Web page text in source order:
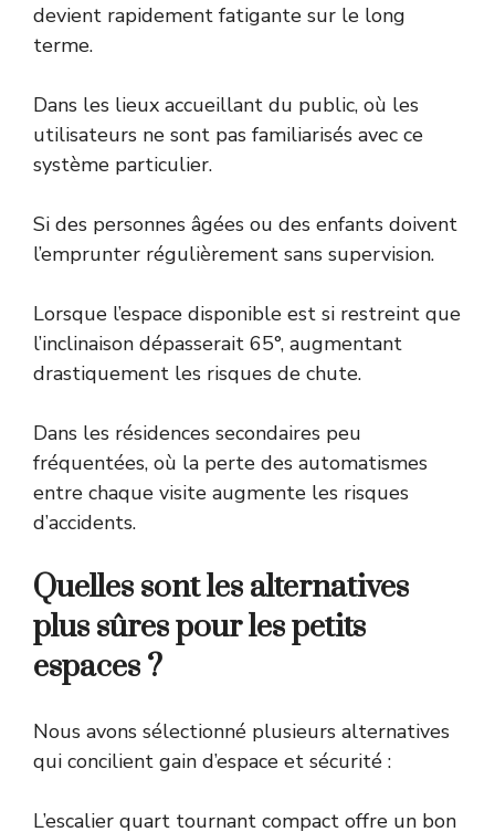
devient rapidement fatigante sur le long
terme.
Dans les lieux accueillant du public, où les
utilisateurs ne sont pas familiarisés avec ce
système particulier.
Si des personnes âgées ou des enfants doivent
l’emprunter régulièrement sans supervision.
Lorsque l’espace disponible est si restreint que
l’inclinaison dépasserait 65°, augmentant
drastiquement les risques de chute.
Dans les résidences secondaires peu
fréquentées, où la perte des automatismes
entre chaque visite augmente les risques
d’accidents.
Quelles sont les alternatives
plus sûres pour les petits
espaces ?
Nous avons sélectionné plusieurs alternatives
qui concilient gain d’espace et sécurité :
L’escalier quart tournant compact offre un bon